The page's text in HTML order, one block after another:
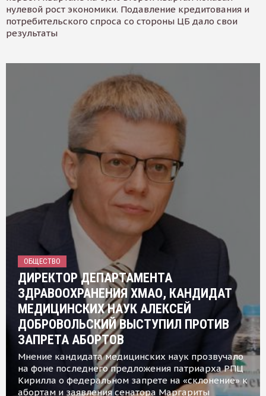
нулевой рост экономики. Подавление кредитования и
потребительского спроса со стороны ЦБ дало свои
результаты
ОБЩЕСТВО
ДИРЕКТОР ДЕПАРТАМЕНТА
ЗДРАВООХРАНЕНИЯ ХМАО, КАНДИДАТ
МЕДИЦИНСКИХ НАУК АЛЕКСЕЙ
ДОБРОВОЛЬСКИЙ ВЫСТУПИЛ ПРОТИВ
ЗАПРЕТА АБОРТОВ
Мнение кандидата медицинских наук прозвучало
на фоне последнего предложения патриарха РПЦ
Кирилла о федеральном запрете на «склонение» к
абортам и заявления сенатора Маргариты